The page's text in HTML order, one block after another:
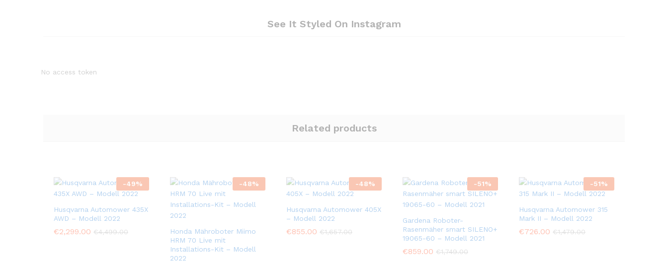
See It Styled On Instagram
No access token
Related products
-49%
Husqvarna Automower 435X
AWD – Modell 2022
€2,299.00 €4,499.00
-48%
Honda Mähroboter Miimo
HRM 70 Live mit
Installations-Kit – Modell
2022
-48%
Husqvarna Automower 405X
– Modell 2022
€855.00 €1,657.00
-51%
Gardena Roboter-
Rasenmäher smart SILENO+
19065-60 – Modell 2021
€859.00 €1,749.00
-51%
Husqvarna Automower 315
Mark II – Modell 2022
€726.00 €1,479.00